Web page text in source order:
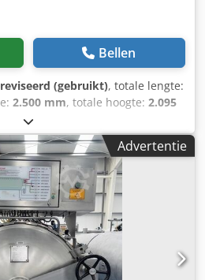
Bellen
(gebruikt), totale lengte:
2.500 mm, totale hoogte: 2.095
, BESCHRIJVING Autoklaven
producten te steriliseren die
vereisen om schadelijke
of te inactiveren.
zijn geschikt voor elk formaat
dat is verpakt in blikken,
materialen. Interne diameter:
Djx Agdorf KENMERKEN: -
kamer: 0,817 m x 0,82 m x 0,82
6 bar. - Stoomverbruik per
Advertentie